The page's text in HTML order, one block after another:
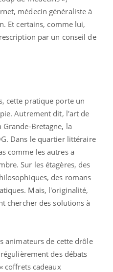
médecin généraliste à
Et certains, comme lui,
par un conseil de
cette pratique porte un
Autrement dit, l'art de
Grande-Bretagne, la
Dans le quartier littéraire
comme les autres a
Sur les étagères, des
des romans
Mais, l'originalité,
chercher des solutions à
animateurs de cette drôle
des débats
coffrets cadeaux